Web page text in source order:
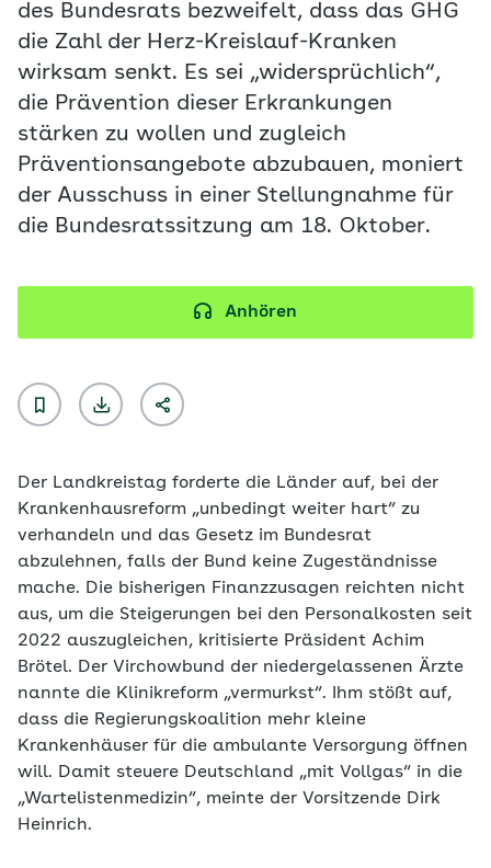
des Bundesrats bezweifelt, dass das GHG
die Zahl der Herz-Kreislauf-Kranken
wirksam senkt. Es sei „widersprüchlich“,
die Prävention dieser Erkrankungen
stärken zu wollen und zugleich
Präventionsangebote abzubauen, moniert
der Ausschuss in einer Stellungnahme für
die Bundesratssitzung am 18. Oktober.
Anhören
Der Landkreistag forderte die Länder auf, bei der
Krankenhausreform „unbedingt weiter hart“ zu
verhandeln und das Gesetz im Bundesrat
abzulehnen, falls der Bund keine Zugeständnisse
mache. Die bisherigen Finanzzusagen reichten nicht
aus, um die Steigerungen bei den Personalkosten seit
2022 auszugleichen, kritisierte Präsident Achim
Brötel. Der Virchowbund der niedergelassenen Ärzte
nannte die Klinikreform „vermurkst“. Ihm stößt auf,
dass die Regierungskoalition mehr kleine
Krankenhäuser für die ambulante Versorgung öffnen
will. Damit steuere Deutschland „mit Vollgas“ in die
„Wartelistenmedizin“, meinte der Vorsitzende Dirk
Heinrich.